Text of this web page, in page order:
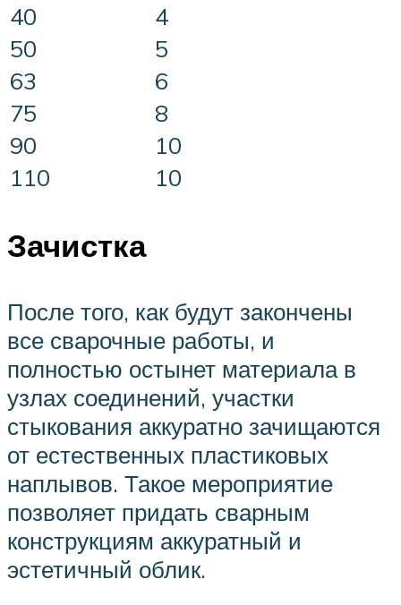
40
4
50
5
63
6
75
8
90
10
110
10
Зачистка
После того, как будут закончены
все сварочные работы, и
полностью остынет материала в
узлах соединений, участки
стыкования аккуратно зачищаются
от естественных пластиковых
наплывов. Такое мероприятие
позволяет придать сварным
конструкциям аккуратный и
эстетичный облик.